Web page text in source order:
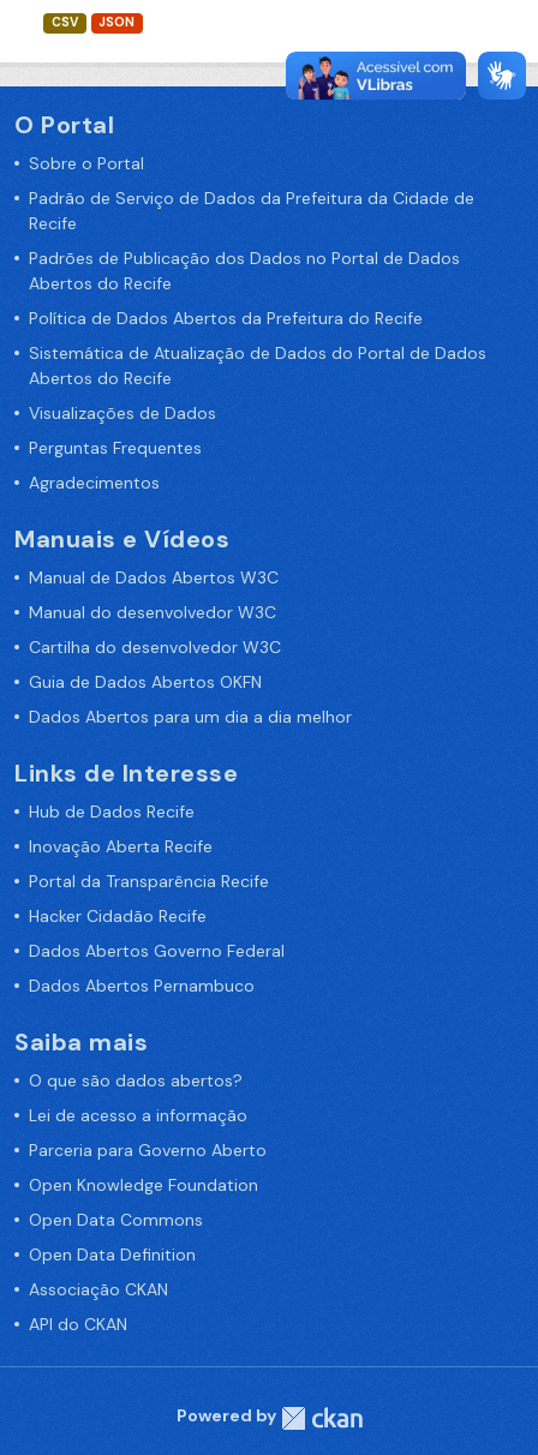
CSV JSON
O Portal
Sobre o Portal
Padrão de Serviço de Dados da Prefeitura da Cidade de
Recife
Padrões de Publicação dos Dados no Portal de Dados
Abertos do Recife
Política de Dados Abertos da Prefeitura do Recife
Sistemática de Atualização de Dados do Portal de Dados
Abertos do Recife
Visualizações de Dados
Perguntas Frequentes
Agradecimentos
Manuais e Vídeos
Manual de Dados Abertos W3C
Manual do desenvolvedor W3C
Cartilha do desenvolvedor W3C
Guia de Dados Abertos OKFN
Dados Abertos para um dia a dia melhor
Links de Interesse
Hub de Dados Recife
Inovação Aberta Recife
Portal da Transparência Recife
Hacker Cidadão Recife
Dados Abertos Governo Federal
Dados Abertos Pernambuco
Saiba mais
O que são dados abertos?
Lei de acesso a informação
Parceria para Governo Aberto
Open Knowledge Foundation
Open Data Commons
Open Data Definition
Associação CKAN
API do CKAN
Powered by